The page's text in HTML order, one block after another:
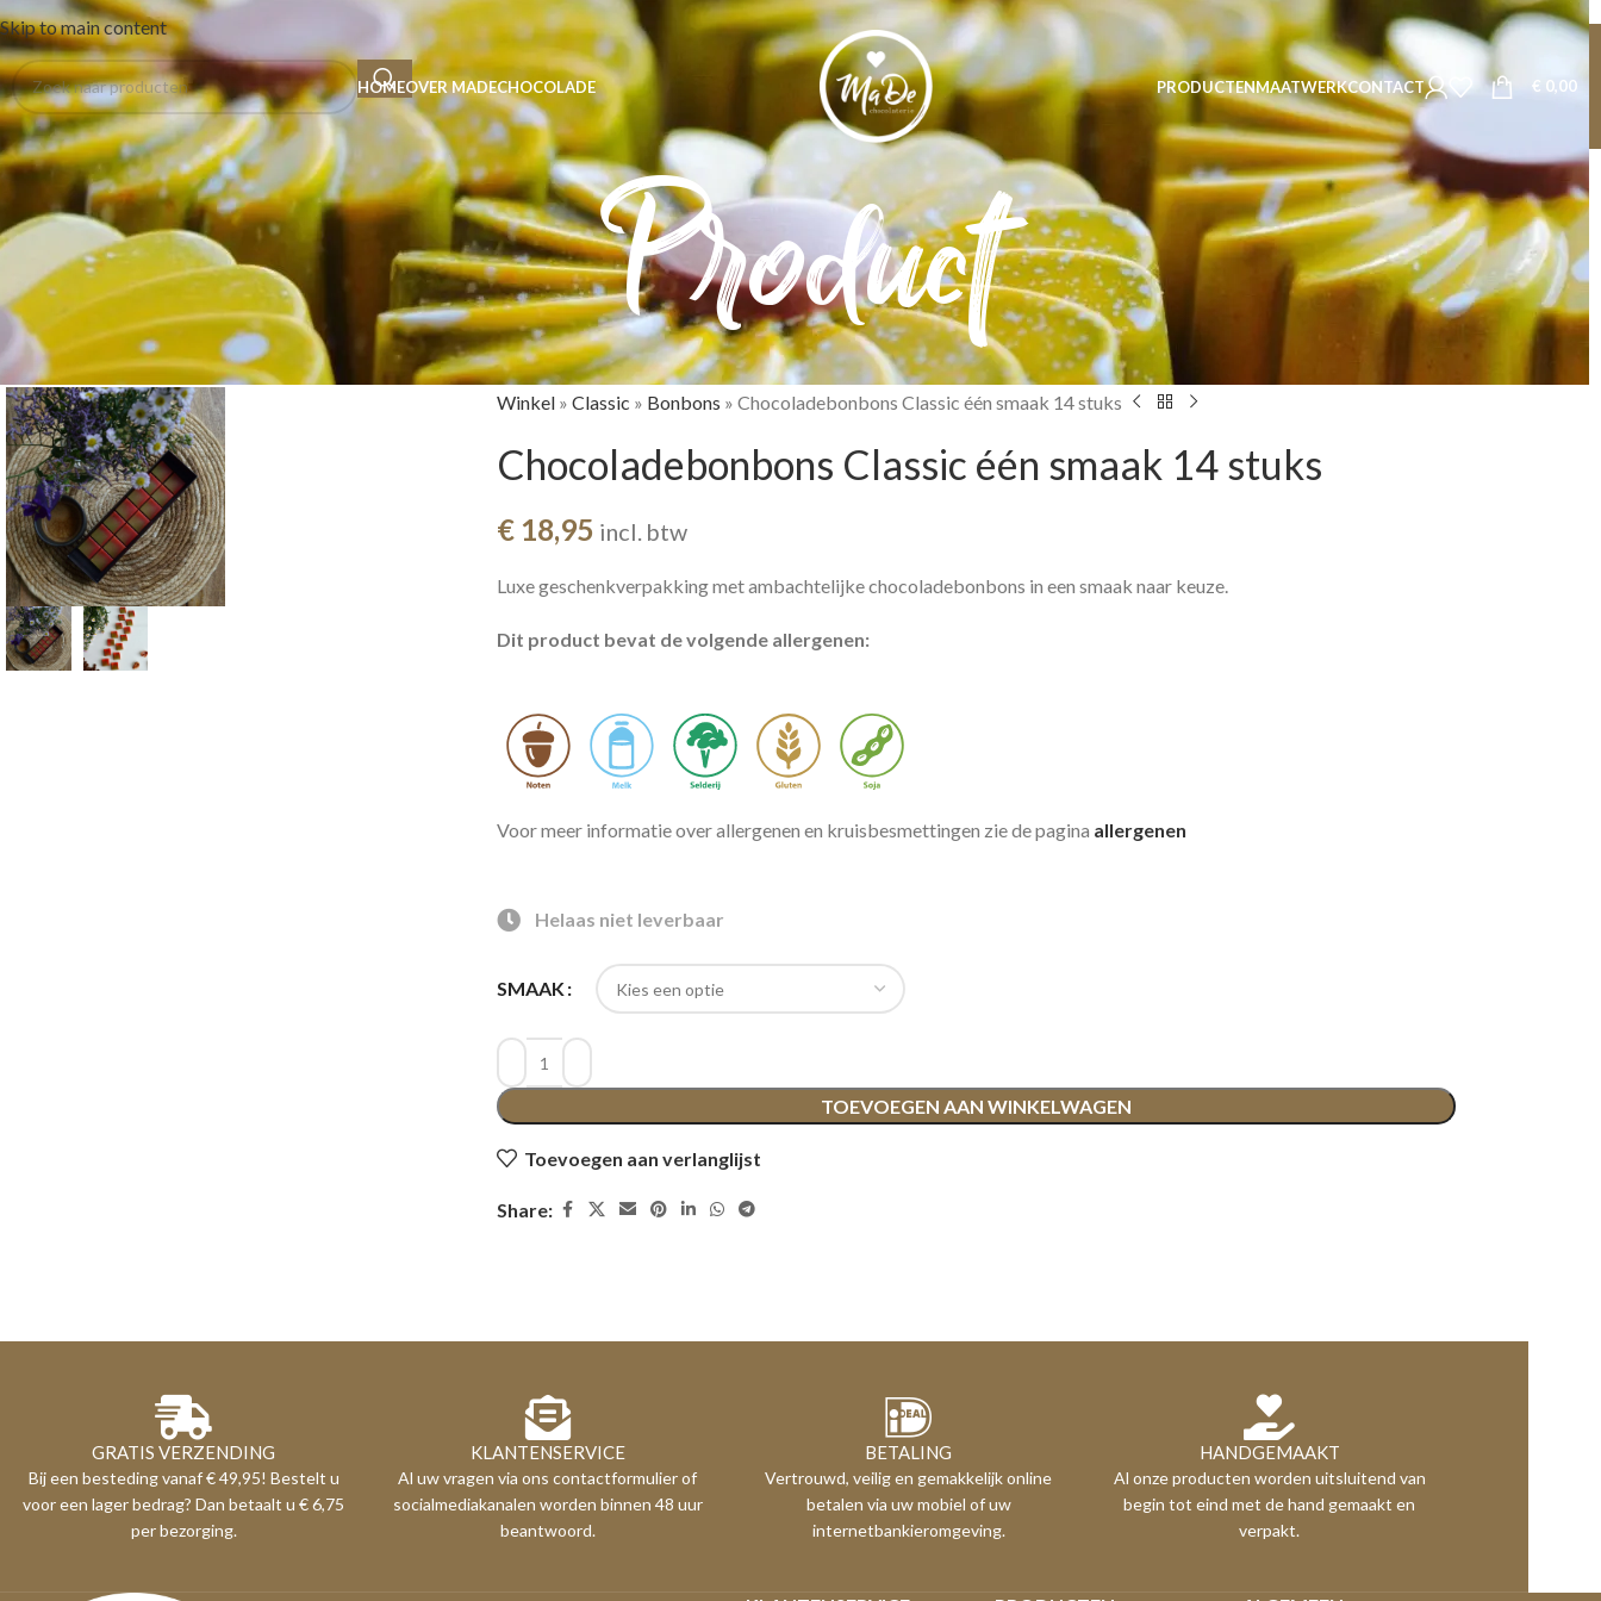
Skip to main content
Product
HOMEOVER MADECHOCOLADE PRODUCTENMAATWERKCONTACT € 0,00
Winkel »Classic » Bonbons »Chocoladebonbons Classic één smaak 14 stuks
Chocoladebonbons Classic één smaak 14 stuks
€ 18,95 incl. btw
Luxe geschenkverpakking met ambachtelijke chocoladebonbons in een smaak naar keuze.
Dit product bevat de volgende allergenen:
Voor meer informatie over allergenen en kruisbesmettingen zie de pagina allergenen
Helaas niet leverbaar
SMAAK
TOEVOEGEN AAN WINKELWAGEN
Toevoegen aan verlanglijst
Share:
GRATIS VERZENDING
Bij een besteding vanaf € 49,95! Bestelt u
voor een lager bedrag? Dan betaalt u € 6,75
per bezorging.
KLANTENSERVICE
Al uw vragen via ons contactformulier of
socialmediakanalen worden binnen 48 uur
beantwoord.
BETALING
Vertrouwd, veilig en gemakkelijk online
betalen via uw mobiel of uw
internetbankieromgeving.
HANDGEMAAKT
Al onze producten worden uitsluitend van
begin tot eind met de hand gemaakt en
verpakt.